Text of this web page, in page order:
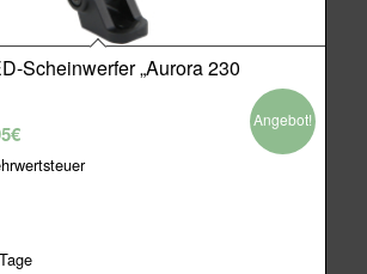
Scheinwerfer „Aurora 230
€Aktueller
Preis
Angebot!